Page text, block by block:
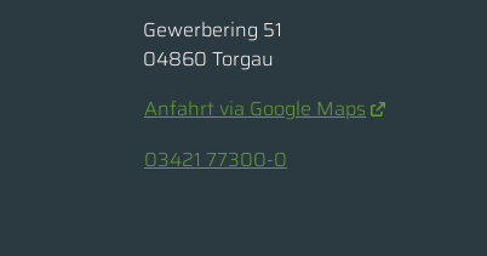
Gewerbering 51
04860 Torgau
Anfahrt via Google Maps
03421 77300-0